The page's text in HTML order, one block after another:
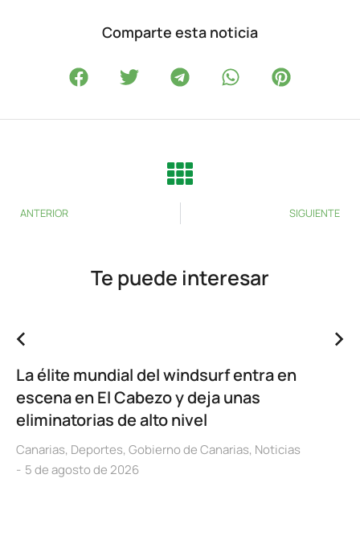
Comparte esta noticia
ANTERIOR SIGUIENTE
Te puede interesar
La élite mundial del windsurf entra en
escena en El Cabezo y deja unas
eliminatorias de alto nivel
Canarias, Deportes, Gobierno de Canarias, Noticias
5 de agosto de 2026